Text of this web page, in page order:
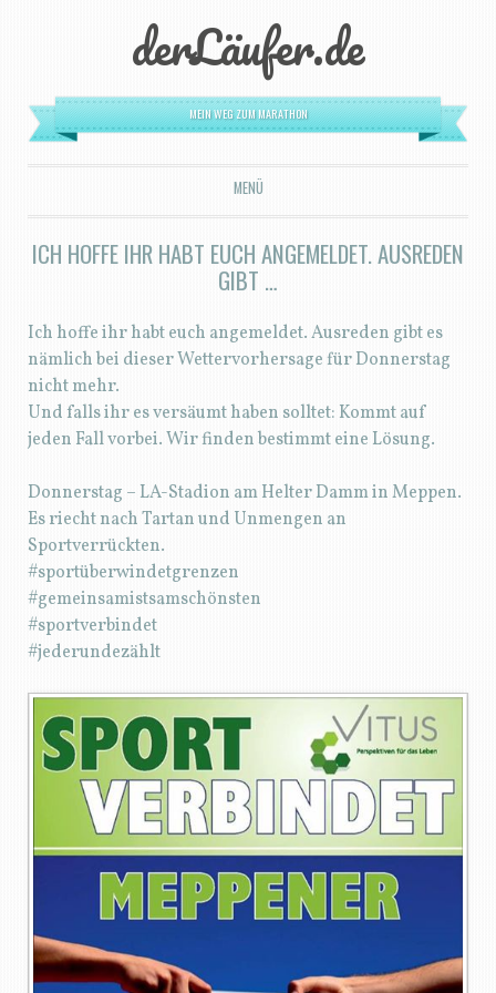
derLäufer.de
MEIN WEG ZUM MARATHON
MENÜ
ZUM INHALT SPRINGEN
ICH HOFFE IHR HABT EUCH ANGEMELDET. AUSREDEN
GIBT …
Ich hoffe ihr habt euch angemeldet. Ausreden gibt es
nämlich bei dieser Wettervorhersage für Donnerstag
nicht mehr.
Und falls ihr es versäumt haben solltet: Kommt auf
jeden Fall vorbei. Wir finden bestimmt eine Lösung.
Donnerstag – LA-Stadion am Helter Damm in Meppen.
Es riecht nach Tartan und Unmengen an
Sportverrückten.
#sportüberwindetgrenzen
#gemeinsamistsamschönsten
#sportverbindet
#jederundezählt